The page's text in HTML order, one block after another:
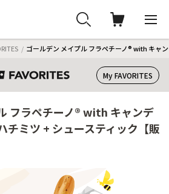
ゴールデン メイプル フラペチーノ® with キャ
My FAVORITES
フラペチーノ® with キャンデ
チミツ + シュースティック【販